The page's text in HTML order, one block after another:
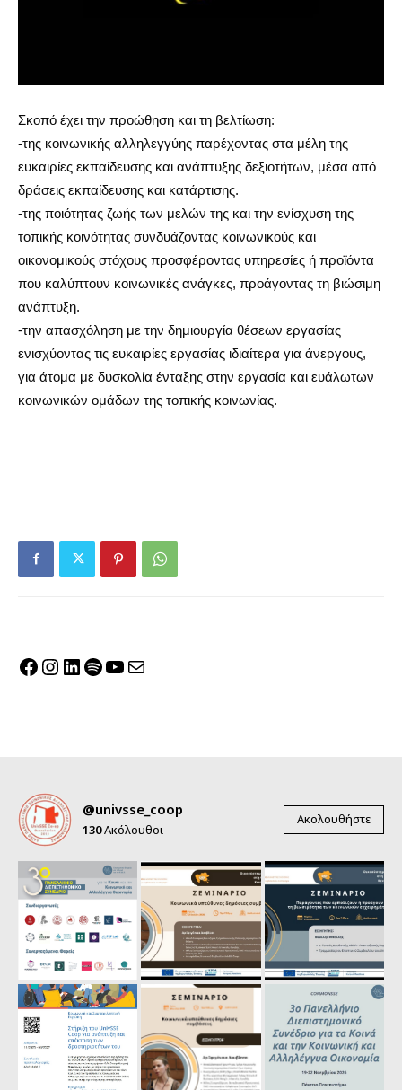
Σκοπό έχει την προώθηση και τη βελτίωση:
-της κοινωνικής αλληλεγγύης παρέχοντας στα μέλη της
ευκαιρίες εκπαίδευσης και ανάπτυξης δεξιοτήτων, μέσα από
δράσεις εκπαίδευσης και κατάρτισης.
-της ποιότητας ζωής των μελών της και την ενίσχυση της
τοπικής κοινότητας συνδυάζοντας κοινωνικούς και
οικονομικούς στόχους προσφέροντας υπηρεσίες ή προϊόντα
που καλύπτουν κοινωνικές ανάγκες, προάγοντας τη βιώσιμη
ανάπτυξη.
-την απασχόληση με την δημιουργία θέσεων εργασίας
ενισχύοντας τις ευκαιρίες εργασίας ιδιαίτερα για άνεργους,
για άτομα με δυσκολία ένταξης στην εργασία και ευάλωτων
κοινωνικών ομάδων της τοπικής κοινωνίας.
Facebook
Instagram
Linkedin
Spotify
YouTube
Mail
@univsse_coop
130Ακόλουθοι
Ακολουθήστε